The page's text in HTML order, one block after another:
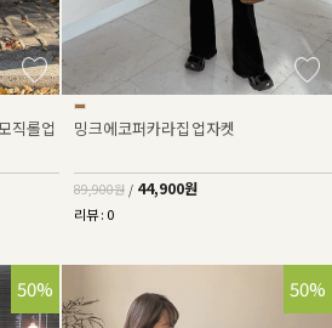
직롤업
밍크에코퍼카라집업자켓
89,900원 / 44,900원
리뷰 : 0
50% 50%